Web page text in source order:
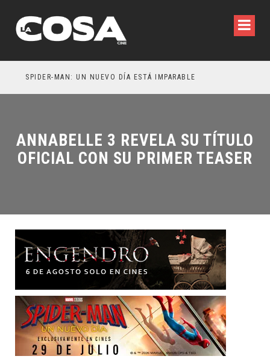
SPIDER-MAN: UN NUEVO DÍA ESTÁ IMPARABLE
ANNABELLE 3 REVELA SU TÍTULO
OFICIAL CON SU PRIMER TEASER